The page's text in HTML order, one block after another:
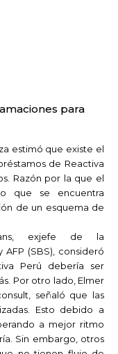
para
estimó que existe el
de Reactiva
Razón por la que el
que se encuentra
de un esquema de
exjefe de la
(SBS), consideró
Perú debería ser
Por otro lado, Elmer
señaló que las
Esto debido a
a mejor ritmo
Sin embargo, otros